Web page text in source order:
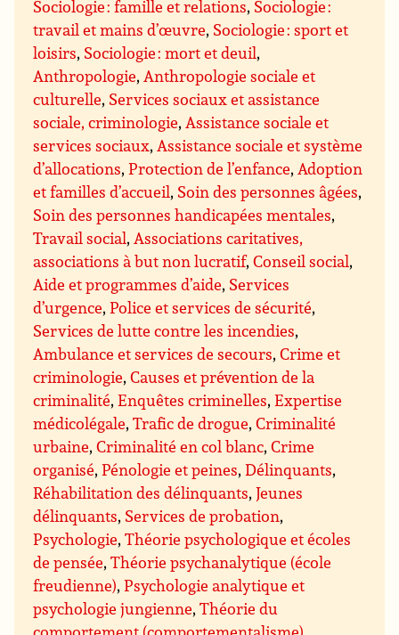
Sociologie : famille et relations, Sociologie :
travail et mains d’œuvre, Sociologie : sport et
loisirs, Sociologie : mort et deuil,
Anthropologie,Anthropologie sociale et
culturelle, Services sociaux et assistance
sociale, criminologie,Assistance sociale et
services sociaux,Assistance sociale et système
d’allocations,Protection de l’enfance,Adoption
et familles d’accueil, Soin des personnes âgées,
Soin des personnes handicapées mentales,
Travail social,Associations caritatives,
associations à but non lucratif,Conseil social,
Aide et programmes d’aide, Services
d’urgence,Police et services de sécurité,
Services de lutte contre les incendies,
Ambulance et services de secours,Crime et
criminologie,Causes et prévention de la
criminalité,Enquêtes criminelles,Expertise
médicolégale,Trafic de drogue,Criminalité
urbaine,Criminalité en col blanc,Crime
organisé,Pénologie et peines,Délinquants,
Réhabilitation des délinquants,Jeunes
délinquants, Services de probation,
Psychologie,Théorie psychologique et écoles
de pensée,Théorie psychanalytique (école
freudienne),Psychologie analytique et
psychologie jungienne,Théorie du